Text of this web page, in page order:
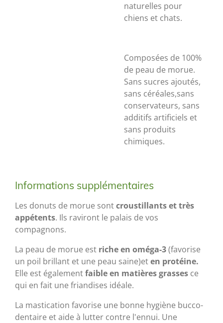
naturelles pour
chiens et chats.
Composées de 100%
de peau de morue.
Sans sucres ajoutés,
sans céréales,sans
conservateurs, sans
additifs artificiels et
sans produits
chimiques.
Informations supplémentaires
Les donuts de morue sontcroustillants et très
appétents. Ils raviront le palais de vos
compagnons.
La peau de morue est riche en oméga-3(favorise
un poil brillant et une peau saine)eten protéine.
Elle est égalementfaible en matières grasses ce
qui en fait une friandises idéale.
La mastication favorise une bonne hygiène bucco-
dentaire et aide à lutter contre l'ennui. Une